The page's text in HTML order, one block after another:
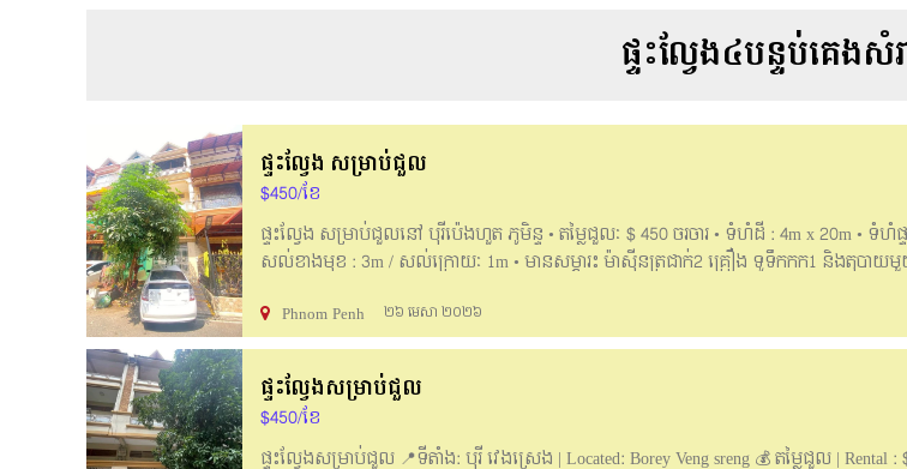
ផ្ទះល្វែង៤បន្ទប់គេង
ផ្ទះល្វែង សម្រាប់ជួល
$450/ខែ
ផ្ទះល្វែង សម្រាប់ជួលនៅ បុរីប៉េងហួត ភូមិន្ទ •​ តម្លៃជួលៈ $ 450 ចរចារ • ទំហំដី : 4m x 20m • ទំហំផ្
សល់ខាងមុខ : 3m / សល់ក្រោយៈ 1m • មានសម្ភារះ ម៉ាស៊ីនត្រជាក់2 គ្រឿង ទូទឹកកក1 និងតុបាយ
Price for rent : $ 450 Nego • Land size : 4m x 20m • House size: 4m x 16m • Bedroom: 4 /
Have furniture: 2 Air conditioner,1 Bed, Refrigerator and table dining ==> Clean house, for
atmosphere. _______________________ 📲 Contact for more: Telegram: 081960530
095888107
Phnom Penh ២៦ មេសា ២០២៦
ផ្ទះល្វែងសម្រាប់ជួល
$450/ខែ
ផ្ទះល្វែងសម្រាប់ជួល 📍ទីតាំង: បុរី វេងស្រេង | Located: Borey Veng sreng 💰 តម្លៃជួល | Rental :